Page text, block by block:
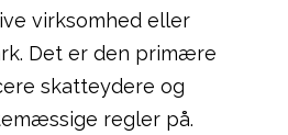
virksomhed eller
Det er den primære
skatteydere og
regler på.